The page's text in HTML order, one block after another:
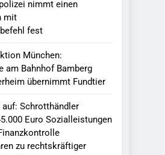
nimmt einen
mit
fest
München:
am Bahnhof Bamberg
übernimmt Fundtier
Schrotthändler
Euro Sozialleistungen
zu rechtskräftiger